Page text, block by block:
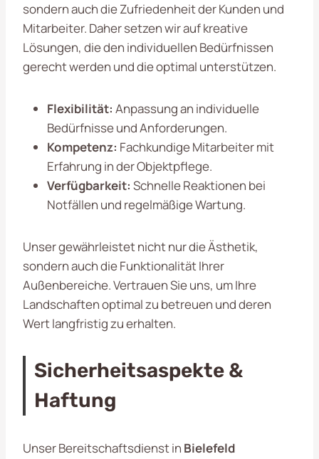
sondern auch die Zufriedenheit der Kunden und
Mitarbeiter. Daher setzen wir auf kreative
Lösungen, die den individuellen Bedürfnissen
gerecht werden und die optimal unterstützen.
Flexibilität: Anpassung an individuelle
Bedürfnisse und Anforderungen.
Kompetenz: Fachkundige Mitarbeiter mit
Erfahrung in der Objektpflege.
Verfügbarkeit: Schnelle Reaktionen bei
Notfällen und regelmäßige Wartung.
Unser gewährleistet nicht nur die Ästhetik,
sondern auch die Funktionalität Ihrer
Außenbereiche. Vertrauen Sie uns, um Ihre
Landschaften optimal zu betreuen und deren
Wert langfristig zu erhalten.
Sicherheitsaspekte &
Haftung
Unser Bereitschaftsdienst in Bielefeld